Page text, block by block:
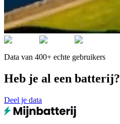
Data van 400+ echte gebruikers
Heb je al een batterij?
Deel je data